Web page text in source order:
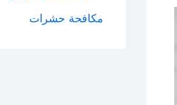
مكافحة حشرات